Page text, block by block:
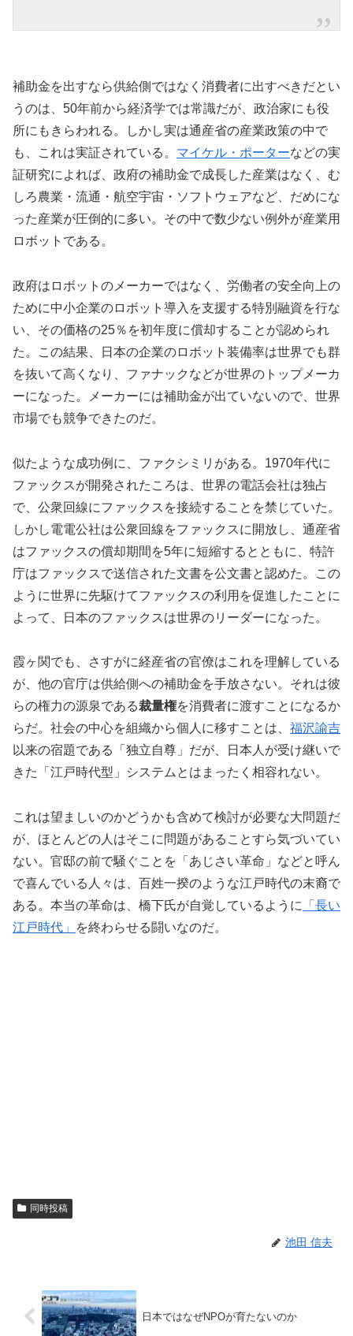
補助金を出すなら供給側ではなく消費者に出すべきだとい
うのは、50年前から経済学では常識だが、政治家にも役
所にもきらわれる。しかし実は通産省の産業政策の中で
も、これは実証されている。 マイケル・ポーターなどの実
証研究によれば、政府の補助金で成長した産業はなく、む
しろ農業・流通・航空宇宙・ソフトウェアなど、だめにな
った産業が圧倒的に多い。その中で数少ない例外が産業用
ロボットである。
政府はロボットのメーカーではなく、労働者の安全向上の
ために中小企業のロボット導入を支援する特別融資を行な
い、その価格の25％を初年度に償却することが認められ
た。この結果、日本の企業のロボット装備率は世界でも群
を抜いて高くなり、ファナックなどが世界のトップメーカ
ーになった。メーカーには補助金が出ていないので、世界
市場でも競争できたのだ。
似たような成功例に、ファクシミリがある。1970年代に
ファックスが開発されたころは、世界の電話会社は独占
で、公衆回線にファックスを接続することを禁じていた。
しかし電電公社は公衆回線をファックスに開放し、通産省
はファックスの償却期間を5年に短縮するとともに、特許
庁はファックスで送信された文書を公文書と認めた。この
ように世界に先駆けてファックスの利用を促進したことに
よって、日本のファックスは世界のリーダーになった。
霞ヶ関でも、さすがに経産省の官僚はこれを理解している
が、他の官庁は供給側への補助金を手放さない。それは彼
らの権力の源泉である裁量権を消費者に渡すことになるか
らだ。社会の中心を組織から個人に移すことは、 福沢諭吉
以来の宿題である「独立自尊」だが、日本人が受け継いで
きた「江戸時代型」システムとはまったく相容れない。
これは望ましいのかどうかも含めて検討が必要な大問題だ
が、ほとんどの人はそこに問題があることすら気づいてい
ない。官邸の前で騒ぐことを「あじさい革命」などと呼ん
で喜んでいる人々は、百姓一揆のような江戸時代の末裔で
ある。本当の革命は、橋下氏が自覚しているように
「長い
江戸時代」
を終わらせる闘いなのだ。
同時投稿
池田 信夫
日本ではなぜNPOが育たないのか